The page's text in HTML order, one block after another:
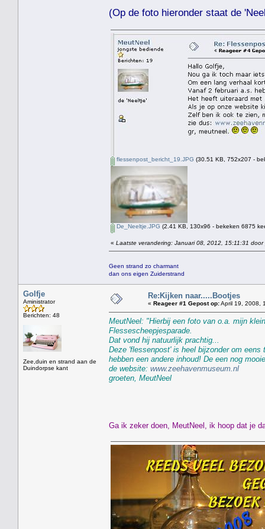
(Op de foto hieronder staat de
flessenpost_bericht_19.JPG (30.51 KB, 752x207 -
De_Neeltje.JPG (2.41 KB, 130x96 - bekeken 6875
« Laatste verandering: Januari 08, 2012, 15:11:31 door
Geen strand zo charmant
dan ons eigen Zuiderstrand
Golfje
Aministrator
Berichten: 48
Zee,duin en strand aan de
Duindorpse kant
Re:Kijken naar.....Bootjes
« Reageer #1 Gepost op:April 19, 2008,
MeutNeel: "Hierbij een foto van o.a. mijn
Flessescheepjesparade.
Dat vond hij natuurlijk prachtig...
Deze 'flessenpost' is heel bijzonder om
hebben een andere inhoud! De een nog
de website: www.zeehavenmuseum.nl
groeten, MeutNeel
Ga ik zeker doen, MeutNeel, ik hoop dat je